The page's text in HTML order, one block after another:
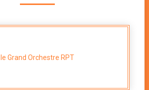
le Grand Orchestre RPT